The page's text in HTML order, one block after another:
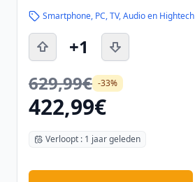
Smartphone, PC, TV, Audio en Hightech
+1
629,99€ -33%
422,99€
Verloopt : 1 jaar geleden